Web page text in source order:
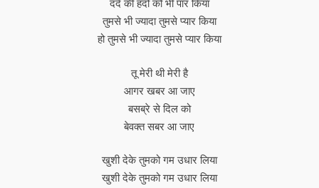
दर्द की हदों को भी पार किया
तुमसे भी ज्यादा तुमसे प्यार किया
हो तुमसे भी ज्यादा तुमसे प्यार किया
तू मेरी थी मेरी है
आगर खबर आ जाए
बसब्रे से दिल को
बेवक्त सबर आ जाए
खुशी देके तुमको गम उधार लिया
खुशी देके तुमको गम उधार लिया